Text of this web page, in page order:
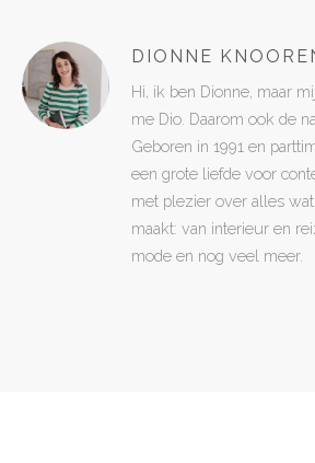
DIONNE
Hi, ik ben Dionne, maar
me Dio. Daarom ook de
Geboren in 1991 en
een grote liefde voor
met plezier over alles
maakt: van interieur en
mode en nog veel meer.